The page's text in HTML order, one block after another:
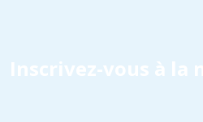
Inscrivez-vous à la